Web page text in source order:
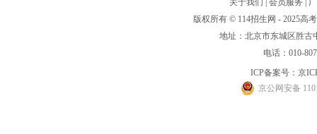
关于我们 会员服务
版权所有 © 114招生网 - 2025高
地址：北京市东城区胜
电话：010-
ICP备案号： 京
京公网安备